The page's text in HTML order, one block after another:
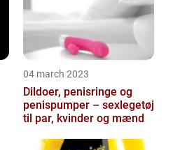
04 march 2023
Dildoer, penisringe og
penispumper – sexlegetøj
til par, kvinder og mænd